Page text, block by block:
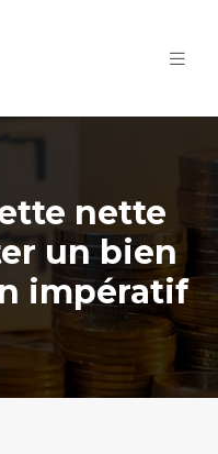
nette
un bien
impératif